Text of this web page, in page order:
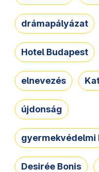
drámapályázat
Hotel Budapest
elnevezés
újdonság
gyermekvédelmi
Desirée Bonis